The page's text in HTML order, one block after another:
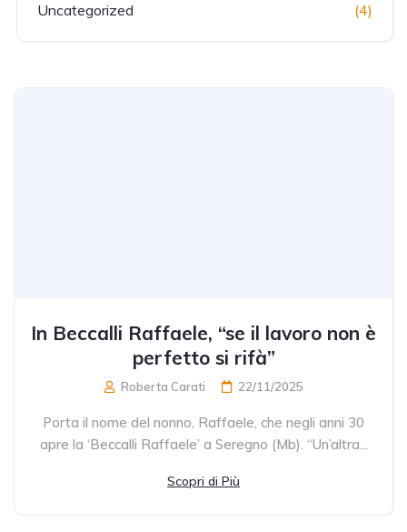
Uncategorized (4)
In Beccalli Raffaele, “se il lavoro non è
perfetto si rifà”
Roberta Carati 22/11/2025
Porta il nome del nonno, Raffaele, che negli anni 30
apre la ‘Beccalli Raffaele’ a Seregno (Mb). “Un’altra...
Scopri di Più